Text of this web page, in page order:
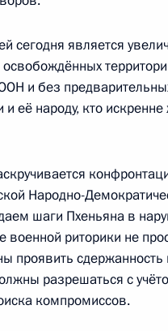
Ашхабад
переговоры
22:30 Анкара
по итогам
сегодня является
и без
и её народу, кто
Народно-
шаги Пхеньяна в
риторики не
проявить
разрешаться с
компромиссов.